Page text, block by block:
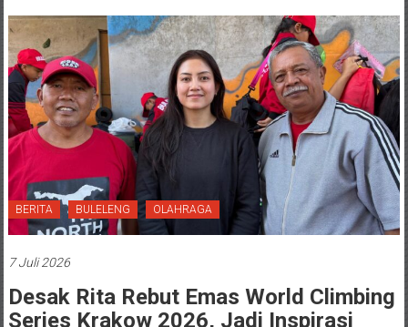
BERITA BULELENG OLAHRAGA
7 Juli 2026
Desak Rita Rebut Emas World Climbing
Series Krakow 2026, Jadi Inspirasi